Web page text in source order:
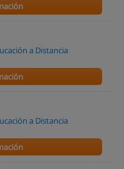
a Distancia
a Distancia